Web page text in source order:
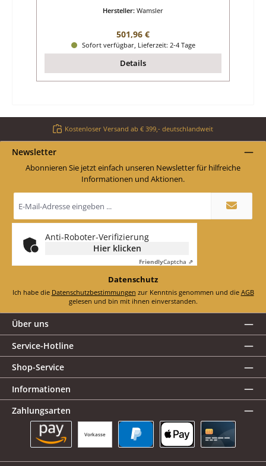
Hersteller: Wamsler
Regulärer Preis:
501,96 €
Sofort verfügbar, Lieferzeit: 2-4 Tage
Details
Kostenloser Versand ab € 399,- deutschlandweit
Newsletter
Abonnieren Sie jetzt einfach unseren Newsletter für hilfreiche
Informationen und Aktionen.
Mail-
Adresse
*
Anti-Roboter-Verifizierung
Hier klicken
FriendlyCaptcha ⇗
Datenschutz
Ich habe die Datenschutzbestimmungen zur Kenntnis genommen und die AGB
gelesen und bin mit ihnen einverstanden.
Über uns
Service-Hotline
Shop-Service
Informationen
Zahlungsarten
Vorkasse